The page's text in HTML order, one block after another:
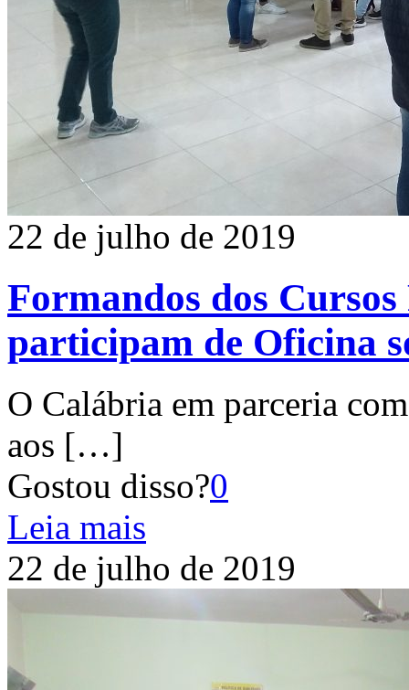
22 de julho de 2019
Formandos dos
participam de Oficina
O Calábria em parceria
aos […]
Gostou disso?0
Leia mais
22 de julho de 2019